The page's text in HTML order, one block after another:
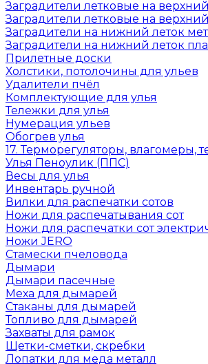
Заградители летковые на
Заградители летковые на
Заградители на нижний леток
Заградители на нижний леток
Прилетные доски
Холстики, потолочины для ульев
Удалители пчёл
Комплектующие для улья
Тележки для улья
Нумерация ульев
Обогрев улья
17. Терморегуляторы, влагомеры,
Улья Пеноулик (ППС)
Весы для улья
Инвентарь ручной
Вилки для распечатки сотов
Ножи для распечатывания сот
Ножи для распечатки сот
Ножи JERO
Стамески пчеловода
Дымари
Дымари пасечные
Меха для дымарей
Стаканы для дымарей
Топливо для дымарей
Захваты для рамок
Щетки-сметки, скребки
Лопатки для меда металл